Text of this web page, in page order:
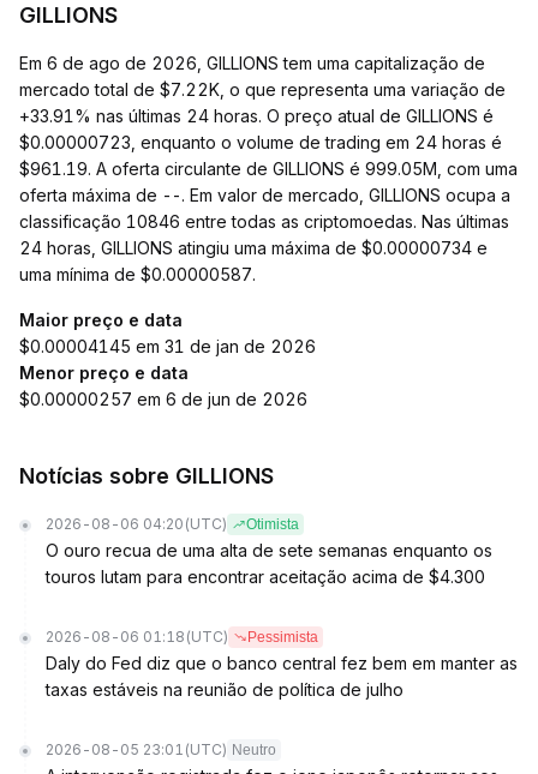
GILLIONS
Em 6 de ago de 2026, GILLIONS tem uma capitalização de
mercado total de $7.22K, o que representa uma variação de
+33.91% nas últimas 24 horas. O preço atual de GILLIONS é
$0.00000723, enquanto o volume de trading em 24 horas é
$961.19. A oferta circulante de GILLIONS é 999.05M, com uma
oferta máxima de --. Em valor de mercado, GILLIONS ocupa a
classificação 10846 entre todas as criptomoedas. Nas últimas
24 horas, GILLIONS atingiu uma máxima de $0.00000734 e
uma mínima de $0.00000587.
Maior preço e data
$0.00004145 em 31 de jan de 2026
Menor preço e data
$0.00000257 em 6 de jun de 2026
Notícias sobre GILLIONS
2026-08-06 04:20 (UTC) Otimista
O ouro recua de uma alta de sete semanas enquanto os
touros lutam para encontrar aceitação acima de $4.300
2026-08-06 01:18 (UTC) Pessimista
Daly do Fed diz que o banco central fez bem em manter as
taxas estáveis na reunião de política de julho
2026-08-05 23:01 (UTC) Neutro